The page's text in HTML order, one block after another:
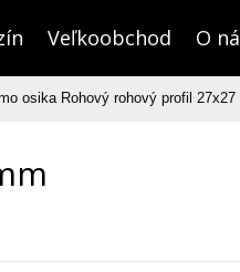
Veľkoobchod O
osika Rohový rohový profil 27x27